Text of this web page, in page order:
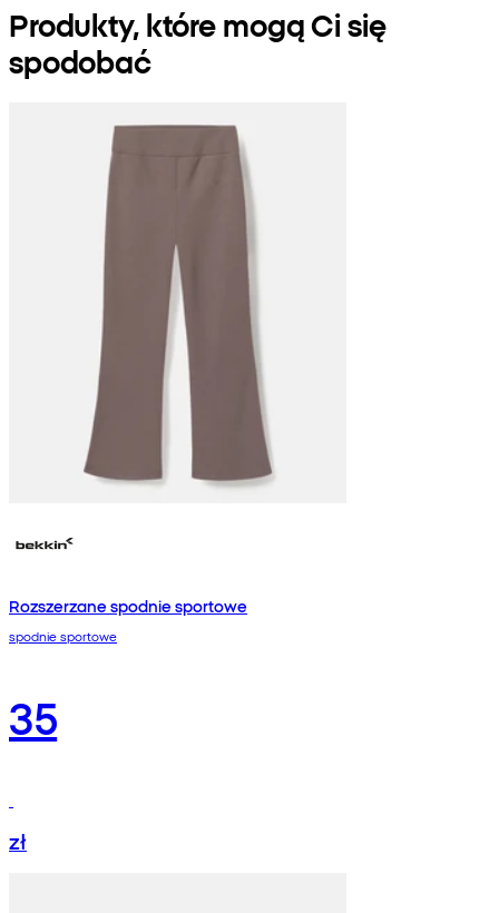
Produkty, które mogą Ci się
spodobać
Rozszerzane spodnie sportowe
spodnie sportowe
35
zł